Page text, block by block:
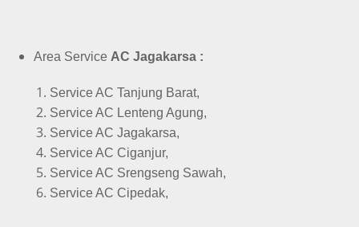
Area Service AC Jagakarsa :
Service AC Tanjung Barat,
Service AC Lenteng Agung,
Service AC Jagakarsa,
Service AC Ciganjur,
Service AC Srengseng Sawah,
Service AC Cipedak,